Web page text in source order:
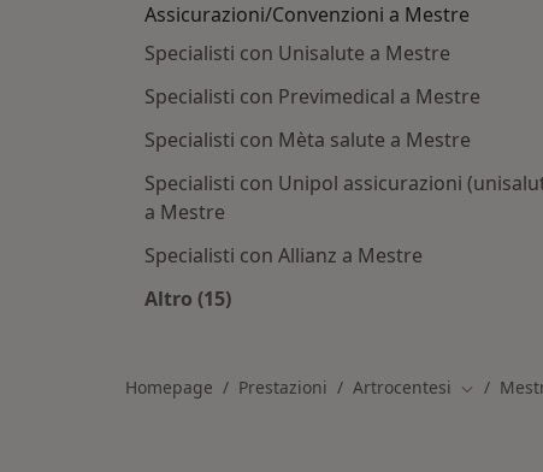
Assicurazioni/Convenzioni a Mestre
Specialisti con Unisalute a Mestre
Specialisti con Previmedical a Mestre
Specialisti con Mèta salute a Mestre
Specialisti con Unipol assicurazioni
a Mestre
Specialisti con Allianz a Mestre
Altro (15)
Homepage Prestazioni Artrocentesi Cambia